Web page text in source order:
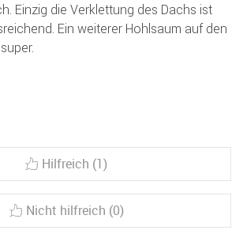
Einzig die Verklettung des Dachs ist
Ein weiterer Hohlsaum auf den
Hilfreich (1)
Nicht hilfreich (0)